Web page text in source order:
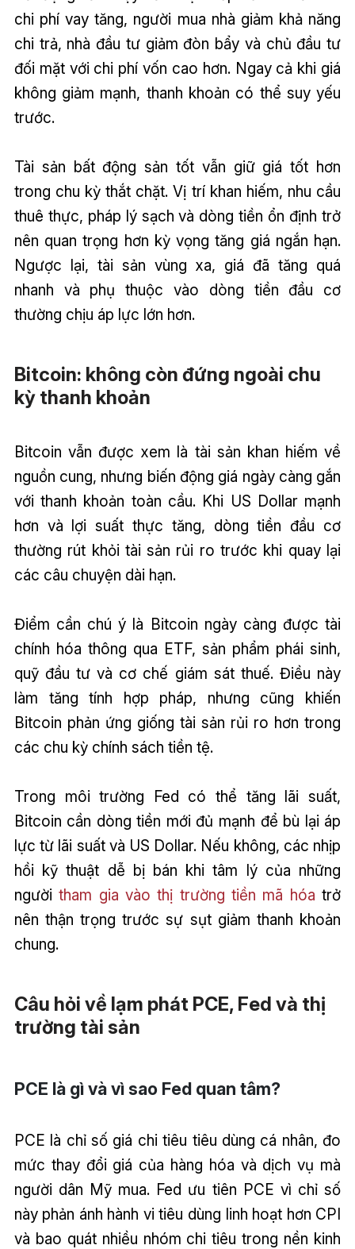
chi phí vay tăng, người mua nhà giảm khả năng
chi trả, nhà đầu tư giảm đòn bẩy và chủ đầu tư
đối mặt với chi phí vốn cao hơn. Ngay cả khi giá
không giảm mạnh, thanh khoản có thể suy yếu
trước.
Tài sản bất động sản tốt vẫn giữ giá tốt hơn
trong chu kỳ thắt chặt. Vị trí khan hiếm, nhu cầu
thuê thực, pháp lý sạch và dòng tiền ổn định trở
nên quan trọng hơn kỳ vọng tăng giá ngắn hạn.
Ngược lại, tài sản vùng xa, giá đã tăng quá
nhanh và phụ thuộc vào dòng tiền đầu cơ
thường chịu áp lực lớn hơn.
Bitcoin: không còn đứng ngoài chu
kỳ thanh khoản
Bitcoin vẫn được xem là tài sản khan hiếm về
nguồn cung, nhưng biến động giá ngày càng gắn
với thanh khoản toàn cầu. Khi US Dollar mạnh
hơn và lợi suất thực tăng, dòng tiền đầu cơ
thường rút khỏi tài sản rủi ro trước khi quay lại
các câu chuyện dài hạn.
Điểm cần chú ý là Bitcoin ngày càng được tài
chính hóa thông qua ETF, sản phẩm phái sinh,
quỹ đầu tư và cơ chế giám sát thuế. Điều này
làm tăng tính hợp pháp, nhưng cũng khiến
Bitcoin phản ứng giống tài sản rủi ro hơn trong
các chu kỳ chính sách tiền tệ.
Trong môi trường Fed có thể tăng lãi suất,
Bitcoin cần dòng tiền mới đủ mạnh để bù lại áp
lực từ lãi suất và US Dollar. Nếu không, các nhịp
hồi kỹ thuật dễ bị bán khi tâm lý của những
ngườitham gia vào thị trường tiền mã hóa trở
nên thận trọng trước sự sụt giảm thanh khoản
chung.
Câu hỏi về lạm phát PCE, Fed và thị
trường tài sản
PCE là gì và vì sao Fed quan tâm?
PCE là chỉ số giá chi tiêu tiêu dùng cá nhân, đo
mức thay đổi giá của hàng hóa và dịch vụ mà
người dân Mỹ mua. Fed ưu tiên PCE vì chỉ số
này phản ánh hành vi tiêu dùng linh hoạt hơn CPI
và bao quát nhiều nhóm chi tiêu trong nền kinh